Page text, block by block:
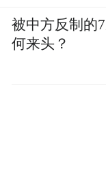
被中方反制的
何来头？